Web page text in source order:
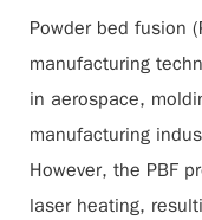
Powder bed fusion
manufacturing
in aerospace,
manufacturing
However, the PBF
laser heating,